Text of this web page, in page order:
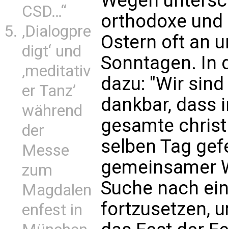
CSD…“
‚Dialogpre
digt‘ und
‚meditativ
er Tanz’
während
der
Messe
zum
Magdalen
enfest in
orthodoxe
Ostern oft an
Sonntagen. In
dazu: "Wir
dankbar, dass
gesamte
selben Tag
gemeinsamer
Suche nach
fortzusetzen,